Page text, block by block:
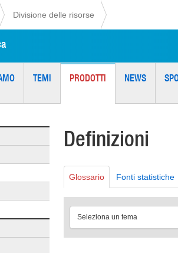
Divisione delle risorse
TEMI PRODOTTI NEWS
Definizioni
Glossario Fonti statistiche
Seleziona un tema